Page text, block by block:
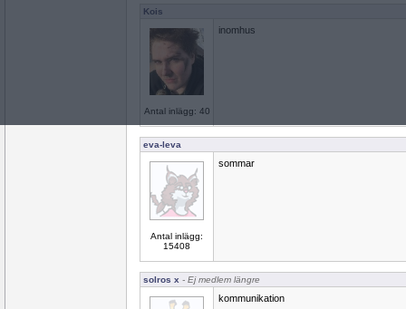
Kois
Antal inlägg: 40
inomhus
eva-leva
Antal inlägg:
15408
sommar
solros x - Ej medlem längre
kommunikation